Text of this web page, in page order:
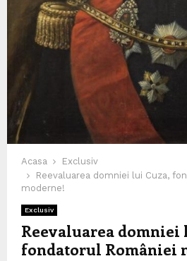
Acasa
Exclusiv
Reevaluarea domniei lui Cuza,
moderne!
Exclusiv
Reevaluarea domniei
fondatorul României